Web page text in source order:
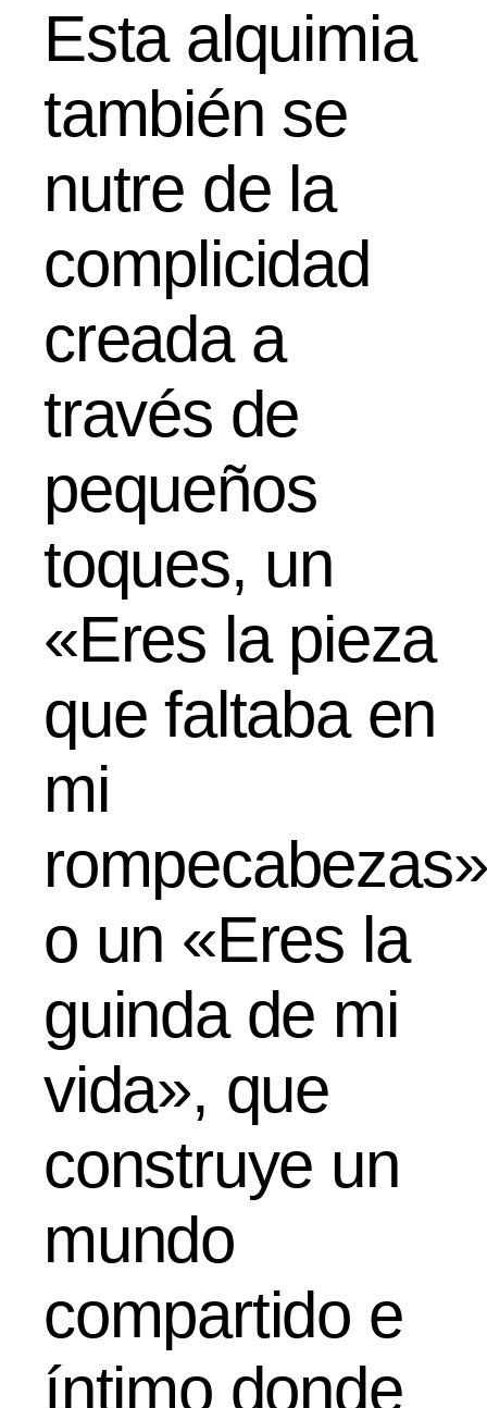
Esta alquimia
también se
nutre de la
complicidad
creada a
través de
pequeños
toques, un
«Eres la pieza
que faltaba en
mi
rompecabezas»
o un «Eres la
guinda de mi
vida», que
construye un
mundo
compartido e
íntimo donde